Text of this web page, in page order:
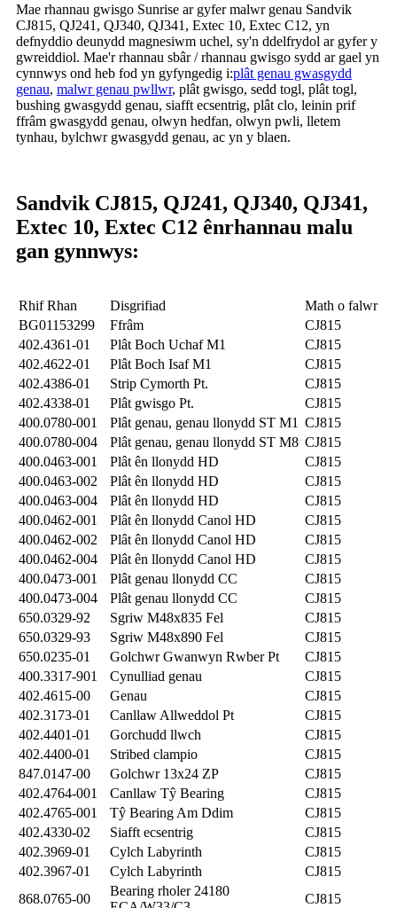
Mae rhannau gwisgo Sunrise ar gyfer malwr genau Sandvik
CJ815, QJ241, QJ340, QJ341, Extec 10, Extec C12, yn
defnyddio deunydd magnesiwm uchel, sy'n ddelfrydol ar gyfer y
gwreiddiol. Mae'r rhannau sbâr / rhannau gwisgo sydd ar gael yn
cynnwys ond heb fod yn gyfyngedig i:plât genau gwasgydd
genau, malwr genau pwllwr, plât gwisgo, sedd togl, plât togl,
bushing gwasgydd genau, siafft ecsentrig, plât clo, leinin prif
ffrâm gwasgydd genau, olwyn hedfan, olwyn pwli, lletem
tynhau, bylchwr gwasgydd genau, ac yn y blaen.
Sandvik CJ815, QJ241, QJ340, QJ341,
Extec 10, Extec C12 ênrhannau malu
gan gynnwys:
Rhif Rhan Disgrifiad
Math o falwr
BG01153299
Ffrâm
CJ815
402.4361-01
Plât Boch Uchaf M1
CJ815
402.4622-01
Plât Boch Isaf M1
CJ815
402.4386-01
Strip Cymorth Pt.
CJ815
402.4338-01
Plât gwisgo Pt.
CJ815
400.0780-001
Plât genau, genau llonydd ST M1 CJ815
400.0780-004
Plât genau, genau llonydd ST M8 CJ815
400.0463-001
Plât ên llonydd HD
CJ815
400.0463-002
Plât ên llonydd HD
CJ815
400.0463-004
Plât ên llonydd HD
CJ815
400.0462-001
Plât ên llonydd Canol HD
CJ815
400.0462-002
Plât ên llonydd Canol HD
CJ815
400.0462-004
Plât ên llonydd Canol HD
CJ815
400.0473-001
Plât genau llonydd CC
CJ815
400.0473-004
Plât genau llonydd CC
CJ815
650.0329-92
Sgriw M48x835 Fel
CJ815
650.0329-93
Sgriw M48x890 Fel
CJ815
650.0235-01
Golchwr Gwanwyn Rwber Pt
CJ815
400.3317-901
Cynulliad genau
CJ815
402.4615-00
Genau
CJ815
402.3173-01
Canllaw Allweddol Pt
CJ815
402.4401-01
Gorchudd llwch
CJ815
402.4400-01
Stribed clampio
CJ815
847.0147-00
Golchwr 13x24 ZP
CJ815
402.4764-001
Canllaw Tŷ Bearing
CJ815
402.4765-001
Tŷ Bearing Am Ddim
CJ815
402.4330-02
Siafft ecsentrig
CJ815
402.3969-01
Cylch Labyrinth
CJ815
402.3967-01
Cylch Labyrinth
CJ815
868.0765-00
Bearing rholer 24180
CJ815